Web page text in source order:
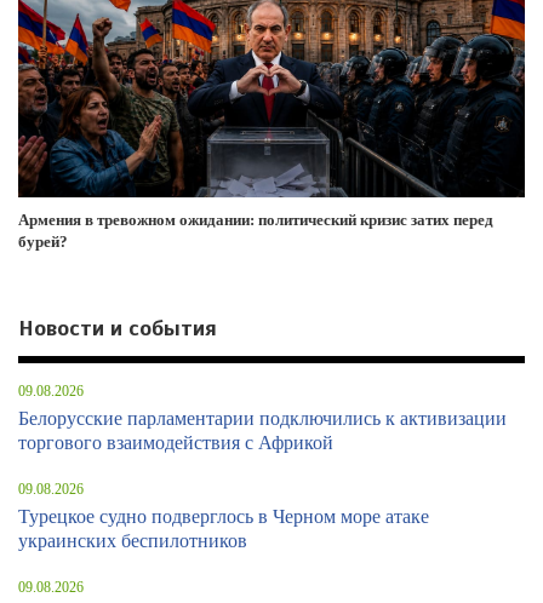
Армения в тревожном ожидании: политический кризис затих перед
бурей?
Новости и события
09.08.2026
Белорусские парламентарии подключились к активизации
торгового взаимодействия с Африкой
09.08.2026
Турецкое судно подверглось в Черном море атаке
украинских беспилотников
09.08.2026